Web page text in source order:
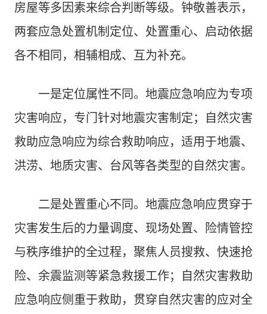
房屋等多因素来综合判断等级。钟敬善表示，
两套应急处置机制定位、处置重心、启动依据
各不相同，相辅相成、互为补充。
一是定位属性不同。地震应急响应为专项
灾害响应，专门针对地震灾害制定；自然灾害
救助应急响应为综合救助响应，适用于地震、
洪涝、地质灾害、台风等各类型的自然灾害。
二是处置重心不同。地震应急响应贯穿于
灾害发生后的力量调度、现场处置、险情管控
与秩序维护的全过程，聚焦人员搜救、快速抢
险、余震监测等紧急救援工作；自然灾害救助
应急响应侧重于救助，贯穿自然灾害的应对全